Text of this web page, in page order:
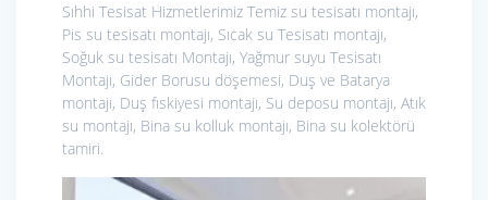
Sıhhi Tesisat Hizmetlerimiz Temiz su tesisatı montajı,
Pis su tesisatı montajı, Sıcak su Tesisatı montajı,
Soğuk su tesisatı Montajı, Yağmur suyu Tesisatı
Montajı, Gider Borusu döşemesi, Duş ve Batarya
montajı, Duş fıskiyesi montajı, Su deposu montajı, Atık
su montajı, Bina su kolluk montajı, Bina su kolektörü
tamiri.